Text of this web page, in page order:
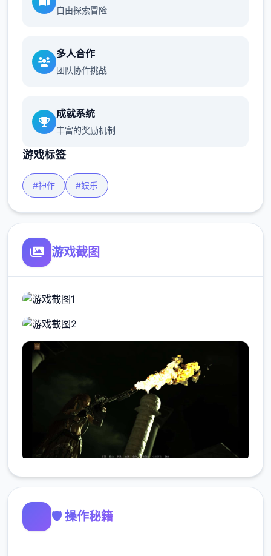
自由探索冒险
多人合作
团队协作挑战
成就系统
丰富的奖励机制
游戏标签
#神作 #娱乐
游戏截图
🛡️ 操作秘籍